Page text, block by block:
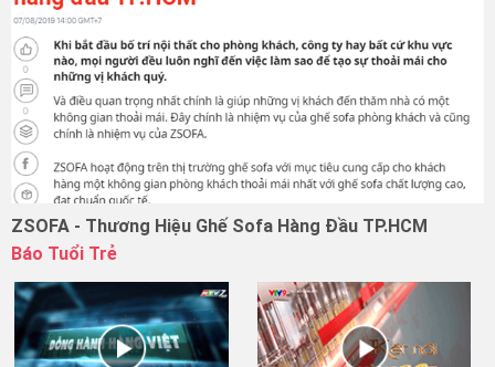
ZSOFA - Thương Hiệu Ghế Sofa Hàng Đầu TP.HCM
Báo Tuổi Trẻ